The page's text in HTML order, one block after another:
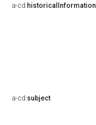
a-cd:historicalInformation
a-cd:subject